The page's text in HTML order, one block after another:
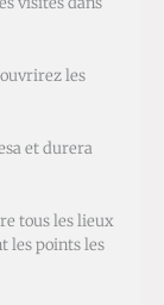
les
et durera
tous les lieux
les points les